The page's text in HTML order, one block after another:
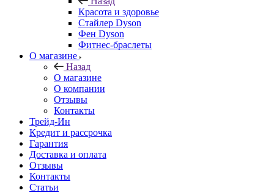
Красота и здоровье
Стайлер Dyson
Фен Dyson
Фитнес-браслеты
О магазине
Назад
О магазине
О компании
Отзывы
Контакты
Трейд-Ин
Кредит и рассрочка
Гарантия
Доставка и оплата
Отзывы
Контакты
Статьи